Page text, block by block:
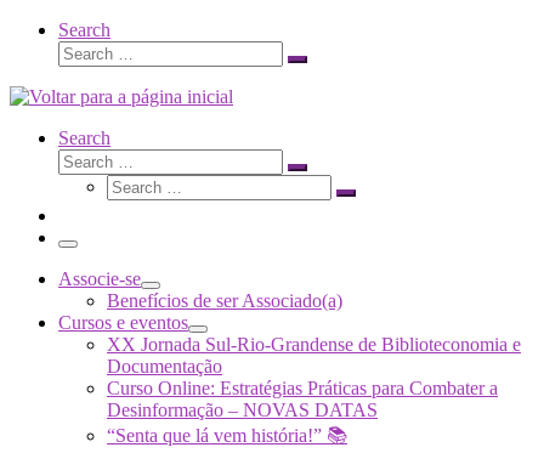
Search
Search
Search
Search
Search
Search
Search
Search
Menu
Associe-se
Benefícios de ser Associado(a)
Cursos e eventos
XX Jornada Sul-Rio-Grandense de Biblioteconomia e
Documentação
Curso Online: Estratégias Práticas para Combater a
Desinformação – NOVAS DATAS
“Senta que lá vem história!” 📚